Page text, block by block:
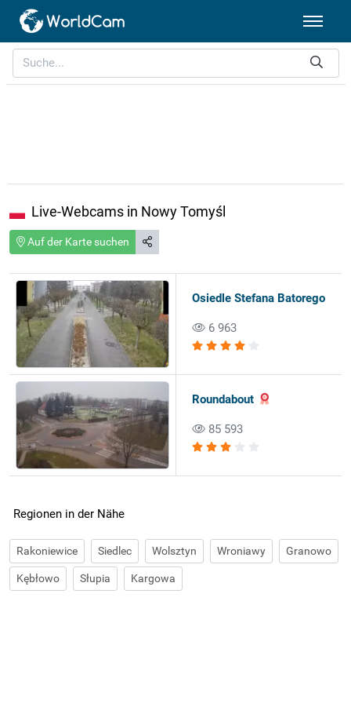
Live-Webcams in Nowy Tomyśl
Auf der Karte suchen
Osiedle Stefana Batorego
6 963
Roundabout
85 593
Regionen in der Nähe
Rakoniewice Siedlec Wolsztyn Wroniawy Granowo
Kębłowo Słupia Kargowa